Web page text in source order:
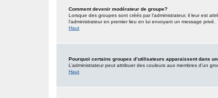
Comment devenir modérateur de groupe?
Lorsque des groupes sont créés par l’administrateur, il leur est
l’administrateur en premier lieu en lui envoyant un message privé.
Haut
Pourquoi certains groupes d’utilisateurs apparaissent dans
L’administrateur peut attribuer des couleurs aux membres d’un
Haut